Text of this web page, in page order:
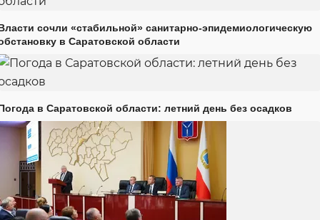
сочли «стабильной» санитарно-эпидемиологическую
в Саратовской области
в Саратовской области: летний день без осадков